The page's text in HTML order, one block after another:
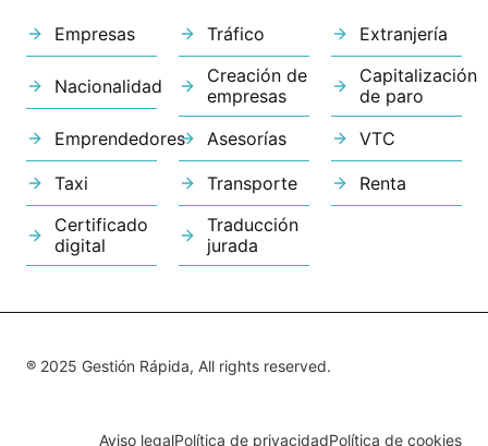
Empresas Tráfico Extranjería
Nacionalidad
Creación de
empresas
Capitalización
de paro
Emprendedores
Asesorías VTC
Taxi Transporte
Renta
Certificado
digital
Traducción
jurada
® 2025 Gestión Rápida, All rights reserved.
Aviso legalPolítica de privacidadPolítica de cookies